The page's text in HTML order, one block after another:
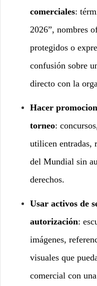
comerciales:
2026”, nombres
protegidos o
confusión sobre
directo con la
Hacer
torneo:
utilicen entradas,
del Mundial sin
derechos.
Usar activos de
autorización:
imágenes,
visuales que
comercial con